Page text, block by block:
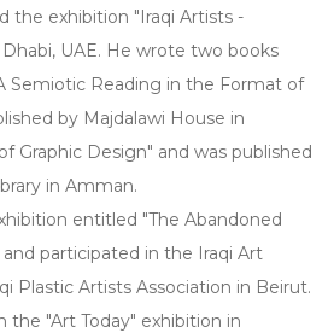
the exhibition "Iraqi Artists -
UAE. He wrote two books
Semiotic Reading in the Format of
by Majdalawi House in
Graphic Design" and was published
in Amman.
entitled "The Abandoned
participated in the Iraqi Art
Plastic Artists Association in Beirut.
the "Art Today" exhibition in